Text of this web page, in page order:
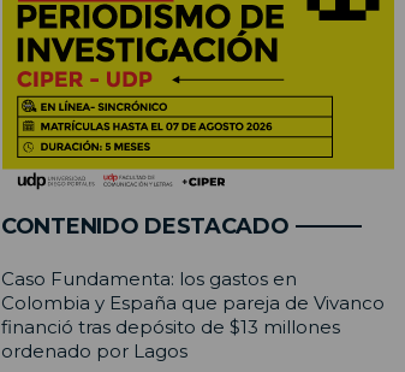
CONTENIDO DESTACADO
Caso Fundamenta: los gastos en
Colombia y España que pareja de Vivanco
financió tras depósito de $13 millones
ordenado por Lagos